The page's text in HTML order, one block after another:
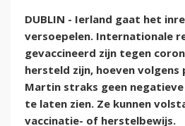
DUBLIN - Ierland gaat het
versoepelen. Internationale
gevaccineerd zijn tegen
hersteld zijn, hoeven volgens
Martin straks geen
te laten zien. Ze kunnen
vaccinatie- of herstelbewijs.